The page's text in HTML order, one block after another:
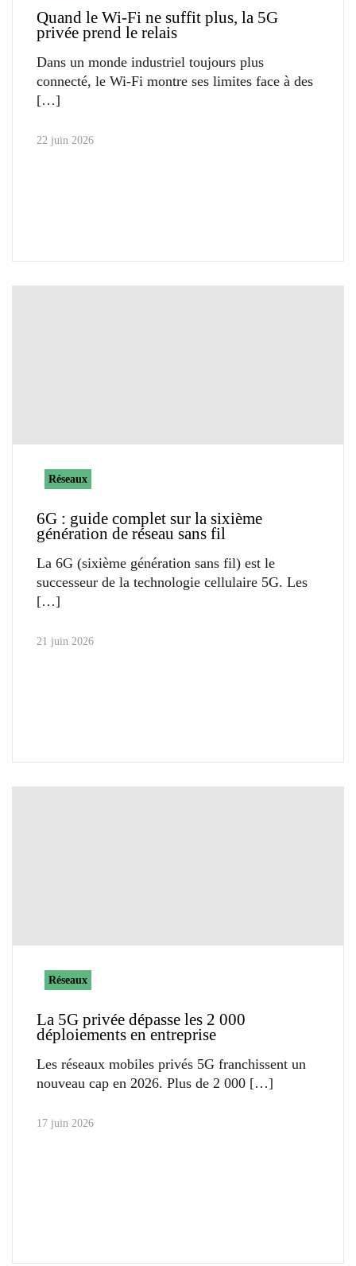
Quand le Wi-Fi ne suffit plus, la 5G
privée prend le relais
Dans un monde industriel toujours plus
connecté, le Wi-Fi montre ses limites face à des
22 juin 2026
Réseaux
6G : guide complet sur la sixième
génération de réseau sans fil
La 6G (sixième génération sans fil) est le
successeur de la technologie cellulaire 5G. Les
21 juin 2026
Réseaux
La 5G privée dépasse les 2 000
déploiements en entreprise
Les réseaux mobiles privés 5G franchissent un
nouveau cap en 2026. Plus de 2 000
17 juin 2026